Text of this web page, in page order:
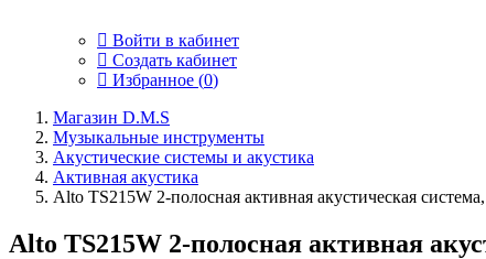
Войти в кабинет
Создать кабинет
Избранное (0)
Магазин D.M.S
Музыкальные инструменты
Акустические системы и акустика
Активная акустика
Alto TS215W 2-полосная активная акустическая
Alto TS215W 2-полосная активная